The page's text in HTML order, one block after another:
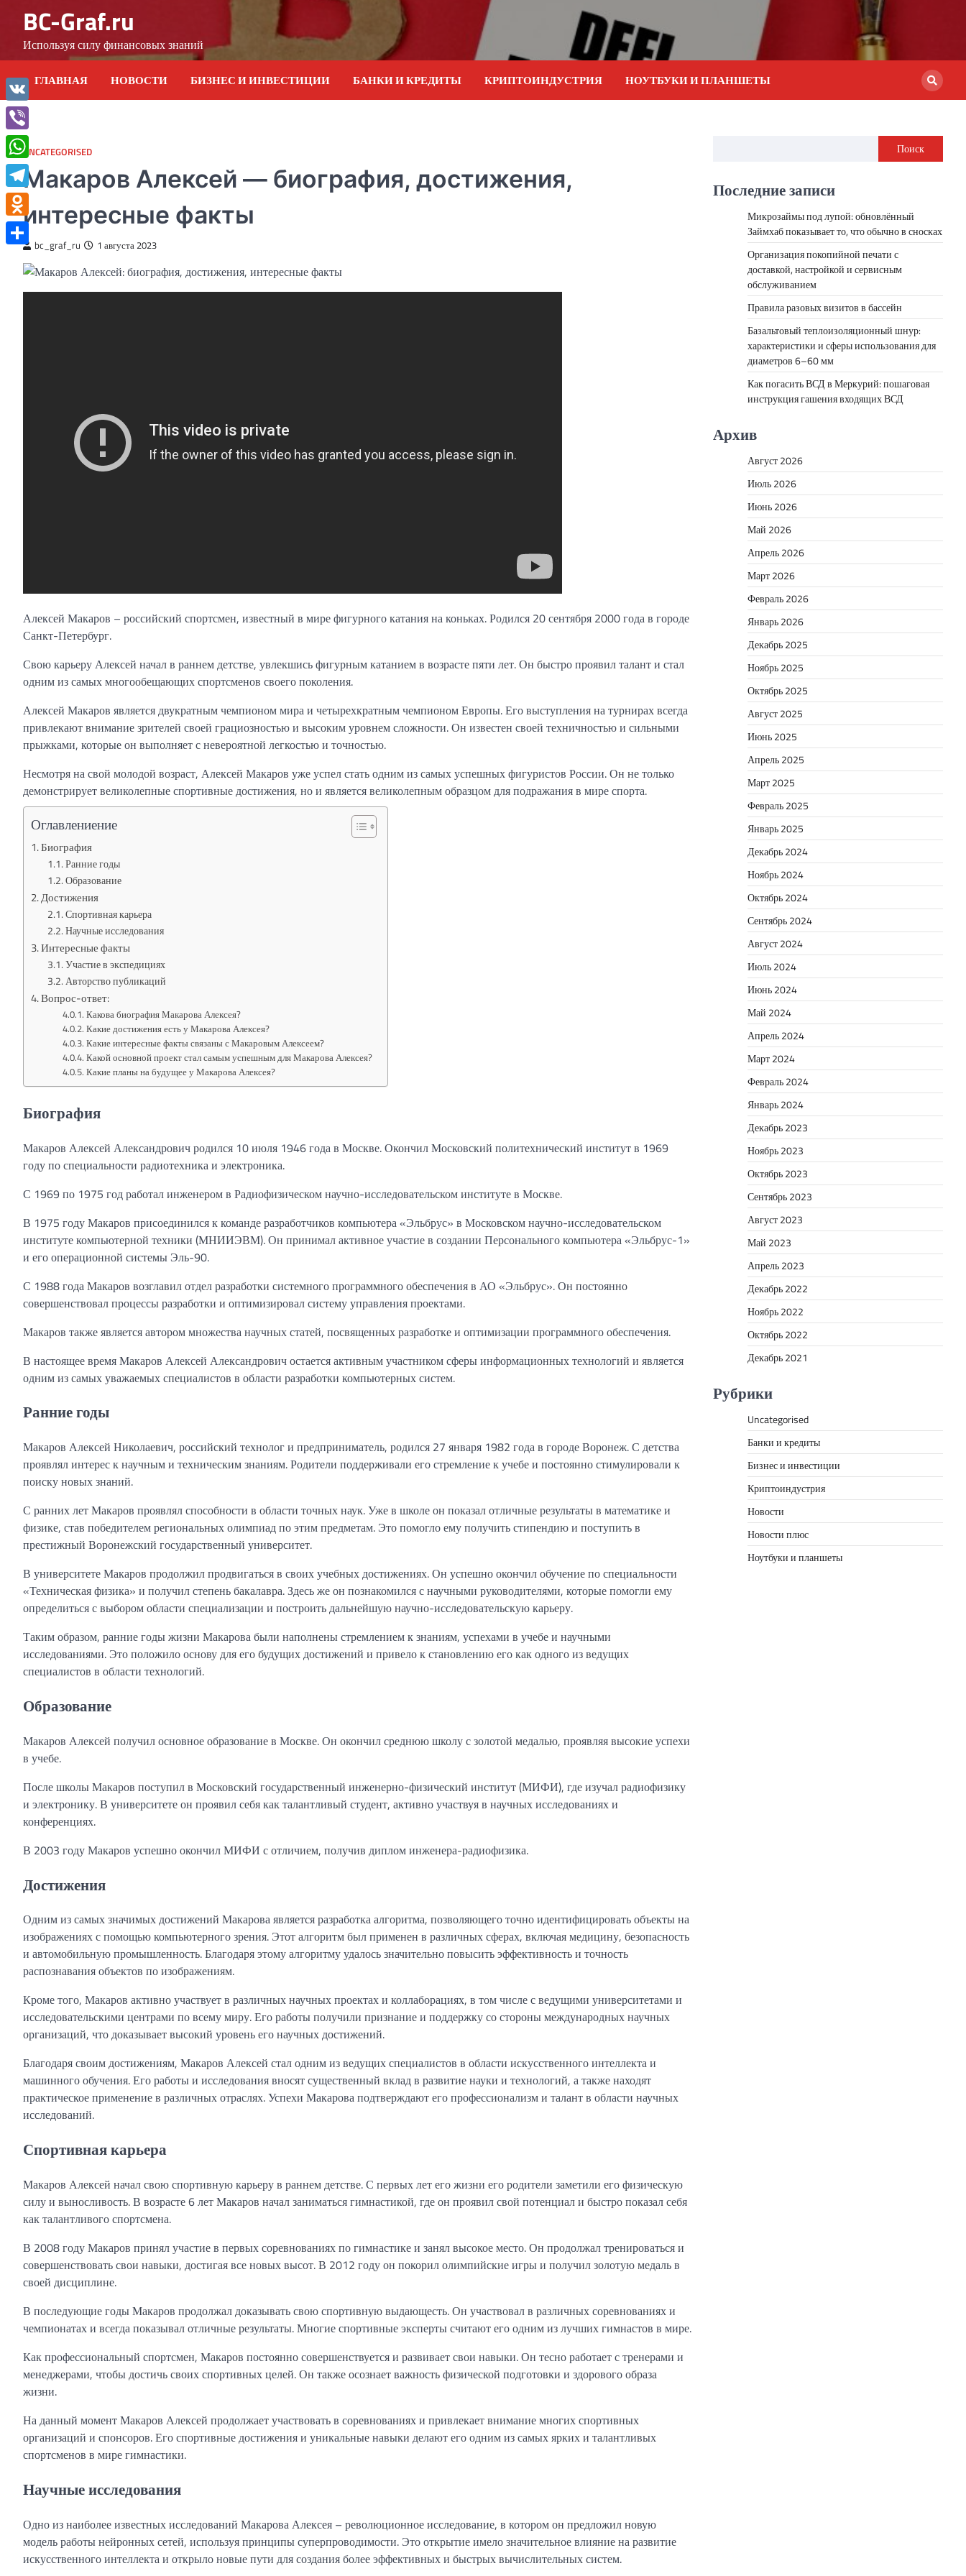
content
BC-Graf.ru
Используя силу финансовых знаний
ГЛАВНАЯ НОВОСТИ БИЗНЕС И ИНВЕСТИЦИИ БАНКИ И КРЕДИТЫ КРИПТОИНДУСТРИЯ НОУТБУКИ И ПЛАНШЕТЫ
UNCATEGORISED
Макаров Алексей — биография, достижения,
интересные факты
bc_graf_ru 1 августа 2023
Алексей Макаров – российский спортсмен, известный в мире фигурного катания на коньках. Родился 20 сентября 2000 года в городе
Санкт-Петербург.
Свою карьеру Алексей начал в раннем детстве, увлекшись фигурным катанием в возрасте пяти лет. Он быстро проявил талант и стал
одним из самых многообещающих спортсменов своего поколения.
Алексей Макаров является двукратным чемпионом мира и четырехкратным чемпионом Европы. Его выступления на турнирах всегда
привлекают внимание зрителей своей грациозностью и высоким уровнем сложности. Он известен своей техничностью и сильными
прыжками, которые он выполняет с невероятной легкостью и точностью.
Несмотря на свой молодой возраст, Алексей Макаров уже успел стать одним из самых успешных фигуристов России. Он не только
демонстрирует великолепные спортивные достижения, но и является великолепным образцом для подражания в мире спорта.
Оглавлениение
Биография
Ранние годы
Образование
Достижения
Спортивная карьера
Научные исследования
Интересные факты
Участие в экспедициях
Авторство публикаций
Вопрос-ответ:
Какова биография Макарова Алексея?
Какие достижения есть у Макарова Алексея?
Какие интересные факты связаны с Макаровым Алексеем?
Какой основной проект стал самым успешным для Макарова Алексея?
Какие планы на будущее у Макарова Алексея?
Биография
Макаров Алексей Александрович родился 10 июля 1946 года в Москве. Окончил Московский политехнический институт в 1969
году по специальности радиотехника и электроника.
С 1969 по 1975 год работал инженером в Радиофизическом научно-исследовательском институте в Москве.
В 1975 году Макаров присоединился к команде разработчиков компьютера «Эльбрус» в Московском научно-исследовательском
институте компьютерной техники (МНИИЭВМ). Он принимал активное участие в создании Персонального компьютера «Эльбрус-1»
и его операционной системы Эль-90.
С 1988 года Макаров возглавил отдел разработки системного программного обеспечения в АО «Эльбрус». Он постоянно
совершенствовал процессы разработки и оптимизировал систему управления проектами.
Макаров также является автором множества научных статей, посвященных разработке и оптимизации программного обеспечения.
В настоящее время Макаров Алексей Александрович остается активным участником сферы информационных технологий и является
одним из самых уважаемых специалистов в области разработки компьютерных систем.
Ранние годы
Макаров Алексей Николаевич, российский технолог и предприниматель, родился 27 января 1982 года в городе Воронеж. С детства
проявлял интерес к научным и техническим знаниям. Родители поддерживали его стремление к учебе и постоянно стимулировали к
поиску новых знаний.
С ранних лет Макаров проявлял способности в области точных наук. Уже в школе он показал отличные результаты в математике и
физике, став победителем региональных олимпиад по этим предметам. Это помогло ему получить стипендию и поступить в
престижный Воронежский государственный университет.
В университете Макаров продолжил продвигаться в своих учебных достижениях. Он успешно окончил обучение по специальности
«Техническая физика» и получил степень бакалавра. Здесь же он познакомился с научными руководителями, которые помогли ему
определиться с выбором области специализации и построить дальнейшую научно-исследовательскую карьеру.
Таким образом, ранние годы жизни Макарова были наполнены стремлением к знаниям, успехами в учебе и научными
исследованиями. Это положило основу для его будущих достижений и привело к становлению его как одного из ведущих
специалистов в области технологий.
Образование
Макаров Алексей получил основное образование в Москве. Он окончил среднюю школу с золотой медалью, проявляя высокие успехи
в учебе.
После школы Макаров поступил в Московский государственный инженерно-физический институт (МИФИ), где изучал радиофизику
и электронику. В университете он проявил себя как талантливый студент, активно участвуя в научных исследованиях и
конференциях.
В 2003 году Макаров успешно окончил МИФИ с отличием, получив диплом инженера-радиофизика.
Достижения
Одним из самых значимых достижений Макарова является разработка алгоритма, позволяющего точно идентифицировать объекты на
изображениях с помощью компьютерного зрения. Этот алгоритм был применен в различных сферах, включая медицину, безопасность
и автомобильную промышленность. Благодаря этому алгоритму удалось значительно повысить эффективность и точность
распознавания объектов по изображениям.
Кроме того, Макаров активно участвует в различных научных проектах и коллаборациях, в том числе с ведущими университетами и
исследовательскими центрами по всему миру. Его работы получили признание и поддержку со стороны международных научных
организаций, что доказывает высокий уровень его научных достижений.
Благодаря своим достижениям, Макаров Алексей стал одним из ведущих специалистов в области искусственного интеллекта и
машинного обучения. Его работы и исследования вносят существенный вклад в развитие науки и технологий, а также находят
практическое применение в различных отраслях. Успехи Макарова подтверждают его профессионализм и талант в области научных
исследований.
Спортивная карьера
Макаров Алексей начал свою спортивную карьеру в раннем детстве. С первых лет его жизни его родители заметили его физическую
силу и выносливость. В возрасте 6 лет Макаров начал заниматься гимнастикой, где он проявил свой потенциал и быстро показал себя
как талантливого спортсмена.
В 2008 году Макаров принял участие в первых соревнованиях по гимнастике и занял высокое место. Он продолжал тренироваться и
совершенствовать свои навыки, достигая все новых высот. В 2012 году он покорил олимпийские игры и получил золотую медаль в
своей дисциплине.
В последующие годы Макаров продолжал доказывать свою спортивную выдающесть. Он участвовал в различных соревнованиях и
чемпионатах и всегда показывал отличные результаты. Многие спортивные эксперты считают его одним из лучших гимнастов в мире.
Как профессиональный спортсмен, Макаров постоянно совершенствуется и развивает свои навыки. Он тесно работает с тренерами и
менеджерами, чтобы достичь своих спортивных целей. Он также осознает важность физической подготовки и здорового образа
жизни.
На данный момент Макаров Алексей продолжает участвовать в соревнованиях и привлекает внимание многих спортивных
организаций и спонсоров. Его спортивные достижения и уникальные навыки делают его одним из самых ярких и талантливых
спортсменов в мире гимнастики.
Научные исследования
Одно из наиболее известных исследований Макарова Алексея – революционное исследование, в котором он предложил новую
модель работы нейронных сетей, используя принципы суперпроводимости. Это открытие имело значительное влияние на развитие
искусственного интеллекта и открыло новые пути для создания более эффективных и быстрых вычислительных систем.
Поиск
Последние записи
Микрозаймы под лупой: обновлённый
Займхаб показывает то, что обычно в сносках
Организация покопийной печати с
доставкой, настройкой и сервисным
обслуживанием
Правила разовых визитов в бассейн
Базальтовый теплоизоляционный шнур:
характеристики и сферы использования для
диаметров 6–60 мм
Как погасить ВСД в Меркурий: пошаговая
инструкция гашения входящих ВСД
Архив
Август 2026
Июль 2026
Июнь 2026
Май 2026
Апрель 2026
Март 2026
Февраль 2026
Январь 2026
Декабрь 2025
Ноябрь 2025
Октябрь 2025
Август 2025
Июнь 2025
Апрель 2025
Март 2025
Февраль 2025
Январь 2025
Декабрь 2024
Ноябрь 2024
Октябрь 2024
Сентябрь 2024
Август 2024
Июль 2024
Июнь 2024
Май 2024
Апрель 2024
Март 2024
Февраль 2024
Январь 2024
Декабрь 2023
Ноябрь 2023
Октябрь 2023
Сентябрь 2023
Август 2023
Май 2023
Апрель 2023
Декабрь 2022
Ноябрь 2022
Октябрь 2022
Декабрь 2021
Рубрики
Uncategorised
Банки и кредиты
Бизнес и инвестиции
Криптоиндустрия
Новости
Новости плюс
Ноутбуки и планшеты
VK
Viber
WhatsApp
Telegram
Odnoklassniki
Отправить